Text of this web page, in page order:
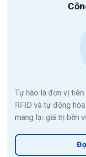
Tự hào là đơn vị
RFID và tự động
mang lại giá trị bền